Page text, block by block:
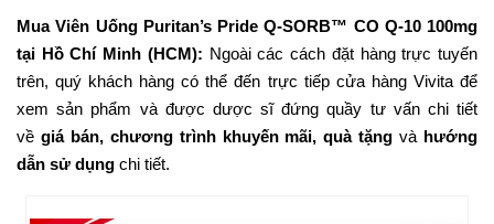
Mua Viên Uống Puritan’s Pride Q-SORB™ CO Q-10 100mg
tại Hồ Chí Minh (HCM): Ngoài các cách đặt hàng trực tuyến
trên, quý khách hàng có thể đến trực tiếp cửa hàng Vivita để
xem sản phẩm và được dược sĩ đứng quầy tư vấn chi tiết
về giá bán, chương trình khuyến mãi, quà tặng và hướng
dẫn sử dụng chi tiết.